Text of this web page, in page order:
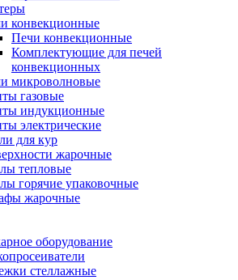
конвекционные
Печи конвекционные
Комплектующие для печей
конвекционных
микроволновые
газовые
индукционные
электрические
для кур
жарочные
тепловые
горячие упаковочные
жарочные
оборудование
стеллажные